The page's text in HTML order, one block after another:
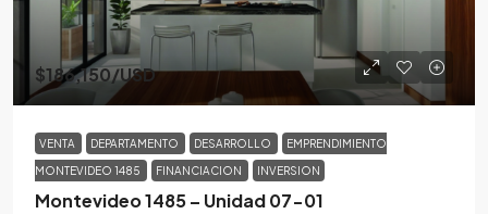
$186,150/USD
VENTA DEPARTAMENTO DESARROLLO EMPRENDIMIENTO
MONTEVIDEO 1485 FINANCIACION INVERSION
Montevideo 1485 – Unidad 07-01